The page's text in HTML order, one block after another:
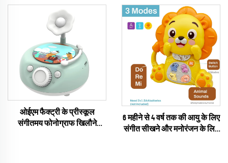
ओईएम फैक्ट्री के प्रीस्कूल
संगीतमय फोनोग्राफ खिलौने
6 महीने से 4 वर्ष तक की आयु के लिए
संगीत सीखने और मनोरंजन के लिए